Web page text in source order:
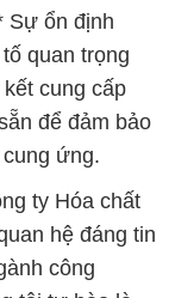
Sự ổn định
quan trọng
cung cấp
để đảm bảo
ứng.
ty Hóa chất
hệ đáng tin
công